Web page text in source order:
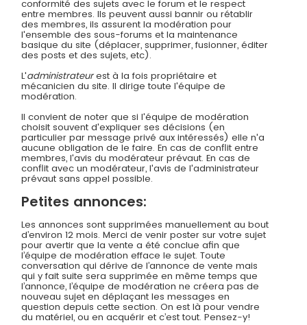
conformité des sujets avec le forum et le respect
entre membres. Ils peuvent aussi bannir ou rétablir
des membres, ils assurent la modération pour
l'ensemble des sous-forums et la maintenance
basique du site (déplacer, supprimer, fusionner, éditer
des posts et des sujets, etc).
L'administrateurest à la fois propriétaire et
mécanicien du site. Il dirige toute l'équipe de
modération.
Il convient de noter que si l'équipe de modération
choisit souvent d'expliquer ses décisions (en
particulier par message privé aux intéressés) elle n'a
aucune obligation de le faire. En cas de conflit entre
membres, l'avis du modérateur prévaut. En cas de
conflit avec un modérateur, l'avis de l'administrateur
prévaut sans appel possible.
Petites annonces:
Les annonces sont supprimées manuellement au bout
d’environ 12 mois. Merci de venir poster sur votre sujet
pour avertir que la vente a été conclue afin que
l’équipe de modération efface le sujet. Toute
conversation qui dérive de l’annonce de vente mais
qui y fait suite sera supprimée en même temps que
l’annonce, l’équipe de modération ne créera pas de
nouveau sujet en déplaçant les messages en
question depuis cette section. On est là pour vendre
du matériel, ou en acquérir et c’est tout. Pensez-y!